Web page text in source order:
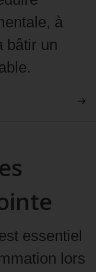
à
bâtir un
essentiel
lors